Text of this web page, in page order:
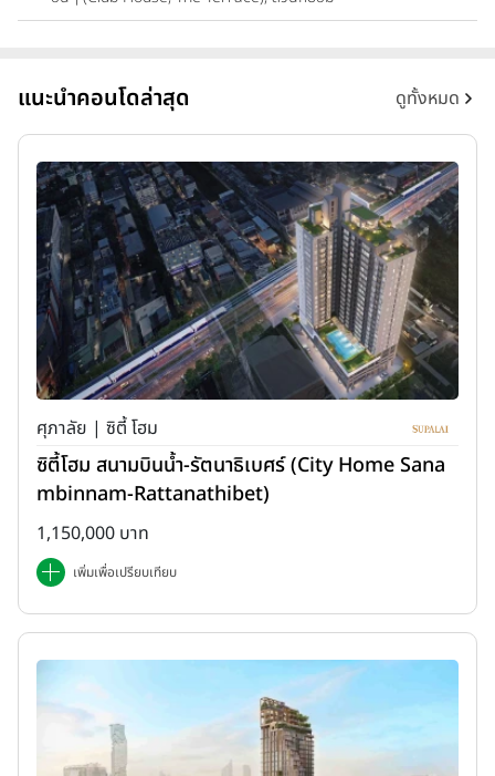
แนะนำคอนโดล่าสุด ดูทั้งหมด
ศุภาลัย | ซิตี้ โฮม
ซิตี้โฮม สนามบินน้ำ-รัตนาธิเบศร์ (City Home Sana
mbinnam-Rattanathibet)
1,150,000 บาท
เพิ่มเพื่อเปรียบเทียบ